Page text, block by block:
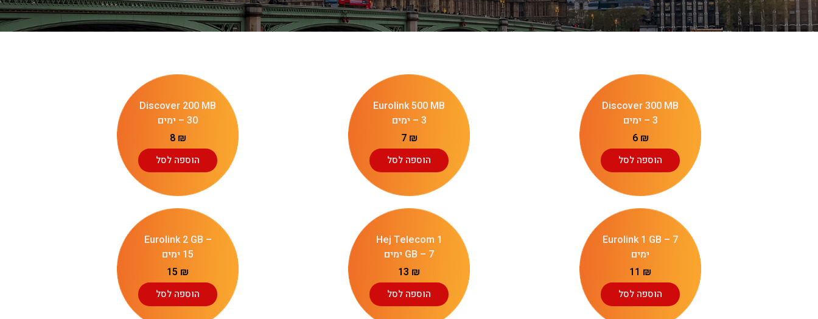
Discover 300 MB
– 3 ימים
6 ₪
הוספה לסל
Eurolink 500 MB
– 3 ימים
7 ₪
הוספה לסל
Discover 200 MB
– 30 ימים
8 ₪
הוספה לסל
Eurolink 1 GB – 7
ימים
11 ₪
הוספה לסל
Hej Telecom 1
GB – 7 ימים
13 ₪
הוספה לסל
Eurolink 2 GB –
15 ימים
15 ₪
הוספה לסל